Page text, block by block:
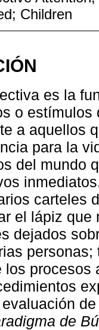
Children
es la
o
a aquellos
para la
del mundo
carteles
el lápiz que
dejados
los
de